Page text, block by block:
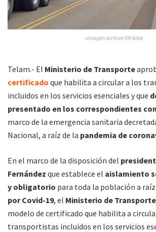
»Imagen archivo FM Alba
Telam.- El Ministerio de Transporte
certificado que habilita a circular a los
incluidos en los servicios esenciales y que
presentado en los correspondientes
marco de la emergencia sanitaria
Nacional, a raíz de la pandemia de
En el marco de la disposición del
Fernández que establece el aislamiento
y obligatorio para toda la población a raíz
por Covid-19, el Ministerio de Transporte
modelo de certificado que habilita a
transportistas incluidos en los servicios